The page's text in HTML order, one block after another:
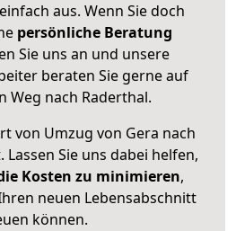
aus. Wenn Sie doch
persönliche Beratung
Sie uns an und unsere
beraten Sie gerne auf
Weg nach Raderthal.
von Umzug von Gera nach
Sie uns dabei helfen,
Kosten zu minimieren,
neuen Lebensabschnitt
können.